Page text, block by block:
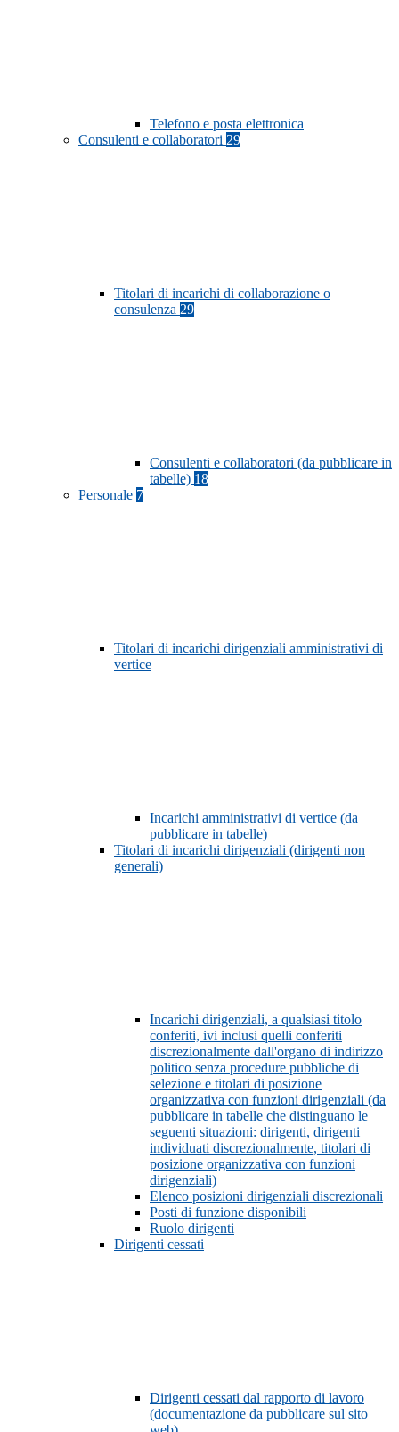
Telefono e posta elettronica
Consulenti e collaboratori 29
Titolari di incarichi di collaborazione o
consulenza 29
Consulenti e collaboratori (da pubblicare in
tabelle) 18
Personale 7
Titolari di incarichi dirigenziali amministrativi di
vertice
Incarichi amministrativi di vertice (da
pubblicare in tabelle)
Titolari di incarichi dirigenziali (dirigenti non
generali)
Incarichi dirigenziali, a qualsiasi titolo
conferiti, ivi inclusi quelli conferiti
discrezionalmente dall'organo di indirizzo
politico senza procedure pubbliche di
selezione e titolari di posizione
organizzativa con funzioni dirigenziali (da
pubblicare in tabelle che distinguano le
seguenti situazioni: dirigenti, dirigenti
individuati discrezionalmente, titolari di
posizione organizzativa con funzioni
dirigenziali)
Elenco posizioni dirigenziali discrezionali
Posti di funzione disponibili
Ruolo dirigenti
Dirigenti cessati
Dirigenti cessati dal rapporto di lavoro
(documentazione da pubblicare sul sito